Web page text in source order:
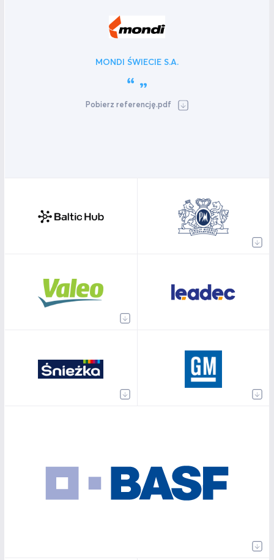
MONDI ŚWIECIE S.A.
Pobierz referencję.pdf